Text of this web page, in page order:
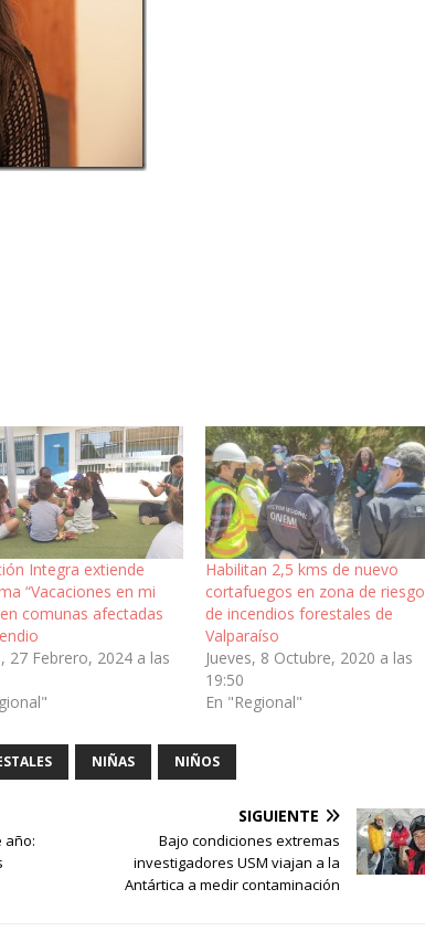
Integra extiende
“Vacaciones en mi
en comunas afectadas
27 Febrero, 2024 a las
Habilitan 2,5 kms de nuevo
cortafuegos en zona de riesgo
de incendios forestales de
Valparaíso
Jueves, 8 Octubre, 2020 a las
19:50
En "Regional"
NIÑAS NIÑOS
año:
SIGUIENTE
Bajo condiciones extremas
investigadores USM viajan a la
Antártica a medir contaminación